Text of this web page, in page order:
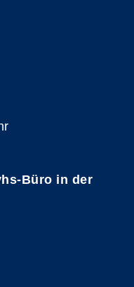
Büro in der